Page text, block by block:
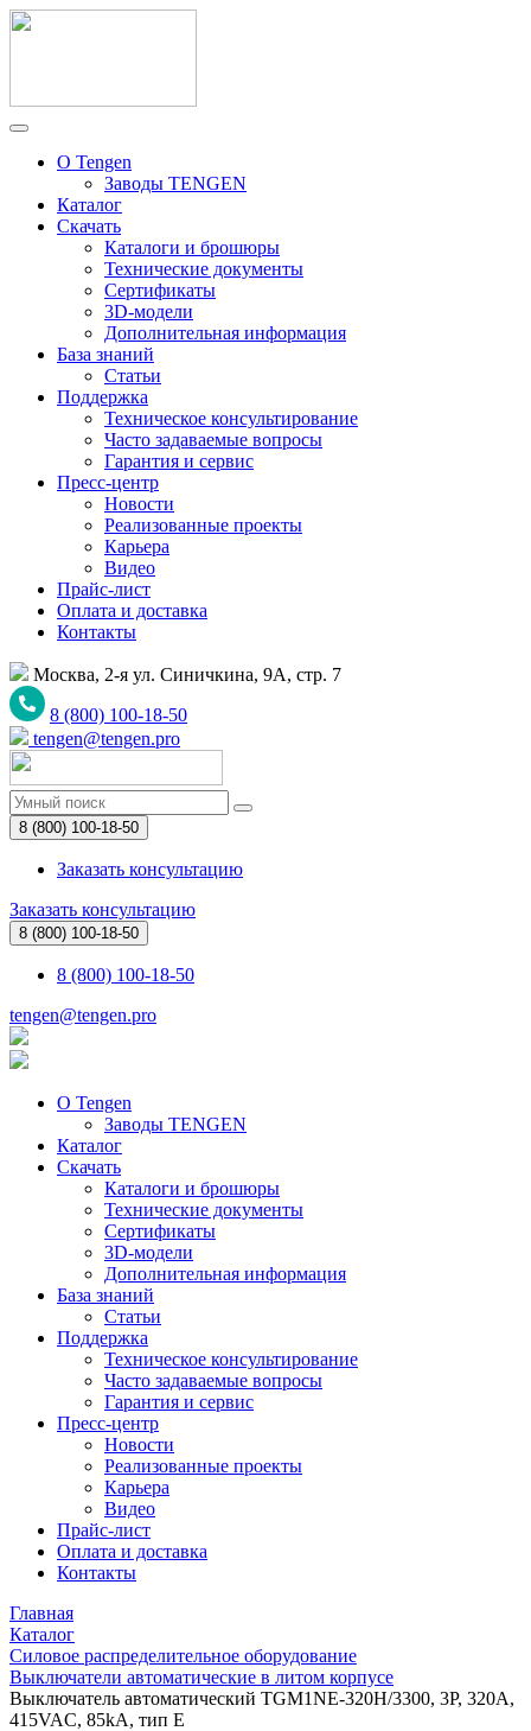
О Tengen
Заводы TENGEN
Каталог
Скачать
Каталоги и брошюры
Технические документы
Сертификаты
3D-модели
Дополнительная информация
База знаний
Статьи
Поддержка
Техническое консультирование
Часто задаваемые вопросы
Гарантия и сервис
Пресс-центр
Новости
Реализованные проекты
Карьера
Видео
Прайс-лист
Оплата и доставка
Контакты
Москва, 2-я ул. Синичкина, 9А, стр. 7
8 (800) 100-18-50
tengen@tengen.pro
8 (800) 100-18-50
Заказать консультацию
Заказать консультацию
8 (800) 100-18-50
8 (800) 100-18-50
tengen@tengen.pro
О Tengen
Заводы TENGEN
Каталог
Скачать
Каталоги и брошюры
Технические документы
Сертификаты
3D-модели
Дополнительная информация
База знаний
Статьи
Поддержка
Техническое консультирование
Часто задаваемые вопросы
Гарантия и сервис
Пресс-центр
Новости
Реализованные проекты
Карьера
Видео
Прайс-лист
Оплата и доставка
Контакты
Главная
Каталог
Силовое распределительное оборудование
Выключатели автоматические в литом корпусе
Выключатель автоматический TGM1NE-320H/3300, 3P, 320A,
415VAC, 85kA, тип E